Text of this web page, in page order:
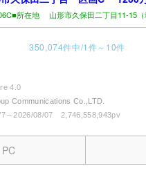
350,074件中/1件～10件
4.0
Communications Co.,LTD.
～2026/08/07 2,746,558,943pv
PC